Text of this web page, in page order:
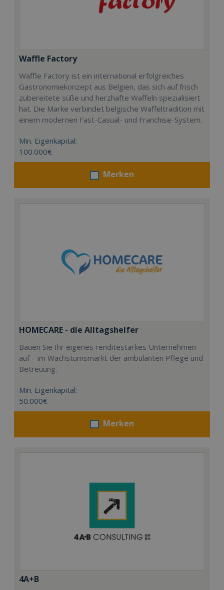
Waffle Factory
Waffle Factory ist ein international erfolgreiches
Gastronomiekonzept aus Belgien, das sich auf frisch
zubereitete süße und herzhafte Waffeln spezialisiert
hat. Die Marke verbindet belgische Waffeltradition mit
einem modernen Fast-Casual- und Franchise-System.
Min. Eigenkapital:
100.000€
Merken
HOMECARE - die Alltagshelfer
Bauen Sie Ihr eigenes renditestarkes Unternehmen
auf – im Wachstumsmarkt der ambulanten Pflege und
Betreuung.
Min. Eigenkapital:
50.000€
Merken
4A+B